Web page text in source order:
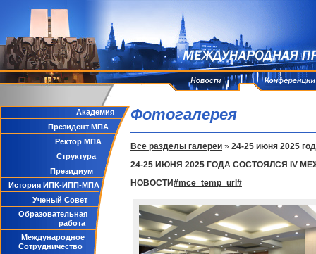
Академия
Президент МПА
Ректор МПА
Структура
Президиум
История ИПК-ИПП-МПА
Ученый Совет
Образовательная
работа
Международное
Сотрудничество
Фотогалерея
Все разделы галереи » 24-25 июня 2025
24-25 ИЮНЯ 2025 ГОДА СОСТОЯЛСЯ IV
НОВОСТИ#mce_temp_url#